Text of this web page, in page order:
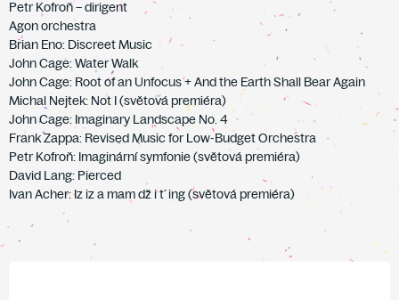
Petr Kofroň – dirigent
Agon orchestra
Brian Eno: Discreet Music
John Cage: Water Walk
John Cage: Root of an Unfocus + And the Earth Shall Bear Again
Michal Nejtek: Not I (světová premiéra)
John Cage: Imaginary Landscape No. 4
Frank Zappa: Revised Music for Low-Budget Orchestra
Petr Kofroň: Imaginární symfonie (světová premiéra)
David Lang: Pierced
Ivan Acher: Iz iz a mam dž i t´ing (světová premiéra)